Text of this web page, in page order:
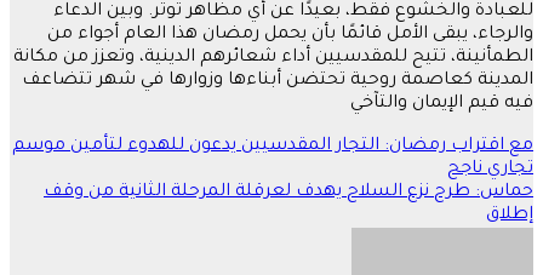
للعبادة والخشوع فقط، بعيدًا عن أي مظاهر توتر. وبين الدعاء
والرجاء، يبقى الأمل قائمًا بأن يحمل رمضان هذا العام أجواء من
الطمأنينة، تتيح للمقدسيين أداء شعائرهم الدينية، وتعزز من مكانة
المدينة كعاصمة روحية تحتضن أبناءها وزوارها في شهر تتضاعف
فيه قيم الإيمان والتآخي
تصفّح
المقالات
مع اقتراب رمضان: التجار المقدسيين يدعون للهدوء لتأمين موسم
تجاري ناجح
حماس: طرح نزع السلاح يهدف لعرقلة المرحلة الثانية من وقف
إطلاق